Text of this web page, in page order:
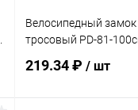
Велосипедный замок
тросовый PD-81-
219.34 ₽ / шт